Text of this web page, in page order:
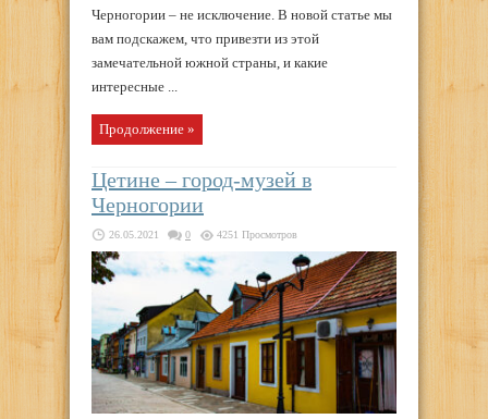
Черногории – не исключение. В новой статье мы
вам подскажем, что привезти из этой
замечательной южной страны, и какие
интересные ...
Продолжение »
Цетине – город-музей в
Черногории
26.05.2021 0 4251 Просмотров